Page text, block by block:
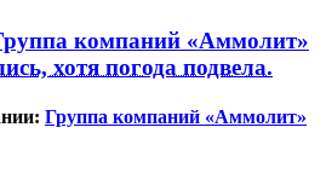
компаний «Аммолит»
хотя погода подвела.
Группа компаний «Аммолит»